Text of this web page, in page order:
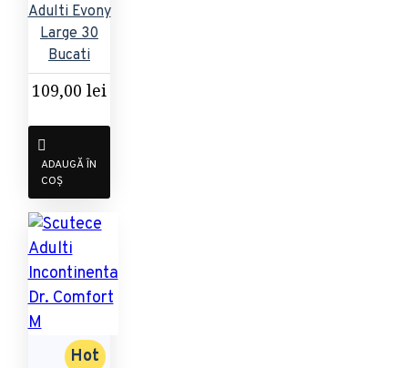
Adulti Evony
Large 30
Bucati
109,00 lei
ADAUGĂ ÎN
COȘ
Hot